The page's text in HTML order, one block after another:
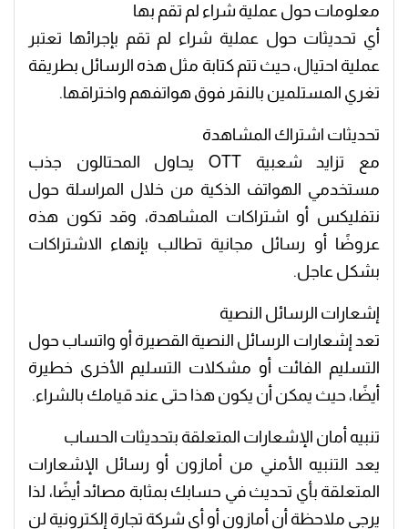
معلومات حول عملية شراء لم تقم بها
أي تحديثات حول عملية شراء لم تقم بإجرائها تعتبر
عملية احتيال، حيث تتم كتابة مثل هذه الرسائل بطريقة
تغري المستلمين بالنقر فوق هواتفهم واختراقها.
​تحديثات اشتراك المشاهدة
مع تزايد شعبية OTT يحاول المحتالون جذب
مستخدمي الهواتف الذكية من خلال المراسلة حول
نتفليكس أو اشتراكات المشاهدة، وقد تكون هذه
عروضًا أو رسائل مجانية تطالب بإنهاء الاشتراكات
بشكل عاجل.
​إشعارات الرسائل النصية
تعد إشعارات الرسائل النصية القصيرة أو واتساب حول
التسليم الفائت أو مشكلات التسليم الأخرى خطيرة
أيضًا، حيث يمكن أن يكون هذا حتى عند قيامك بالشراء.
تنبيه أمان الإشعارات المتعلقة بتحديثات الحساب
يعد التنبيه الأمني ​​من أمازون أو رسائل الإشعارات
المتعلقة بأي تحديث في حسابك بمثابة مصائد أيضًا، لذا
يرجى ملاحظة أن أمازون أو أي شركة تجارة إلكترونية لن